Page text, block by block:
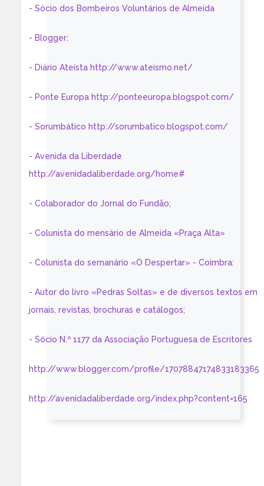
- Sócio dos Bombeiros Voluntários de Almeida
- Blogger:
- Diário Ateísta http://www.ateismo.net/
- Ponte Europa http://ponteeuropa.blogspot.com/
- Sorumbático http://sorumbatico.blogspot.com/
- Avenida da Liberdade
http://avenidadaliberdade.org/home#
- Colaborador do Jornal do Fundão;
- Colunista do mensário de Almeida «Praça Alta»
- Colunista do semanário «O Despertar» - Coimbra:
- Autor do livro «Pedras Soltas» e de diversos textos em
jornais, revistas, brochuras e catálogos;
- Sócio N.º 1177 da Associação Portuguesa de Escritores
http://www.blogger.com/profile/17078847174833183365
http://avenidadaliberdade.org/index.php?content=165